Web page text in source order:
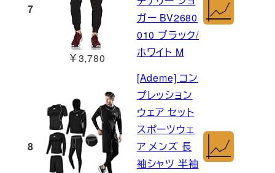
7
￥3,780
ガー BV2680
010 ブラック/
ホワイト M
8
[Ademe] コン
プレッション
ウェア セット
スポーツウェ
ア メンズ 長
袖シャツ 半袖